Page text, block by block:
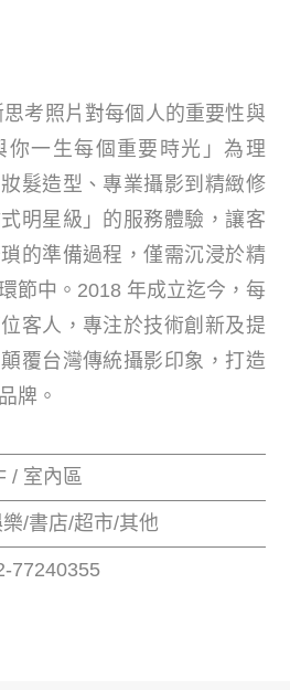
考照片對每個人的重要性與
你一生每個重要時光」為理
髮造型、專業攝影到精緻修
明星級」的服務體驗，讓客
的準備過程，僅需沉浸於精
節中。2018 年成立迄今，每
客人，專注於技術創新及提
覆台灣傳統攝影印象，打造
牌。
/ 室內區
/書店/超市/其他
77240355